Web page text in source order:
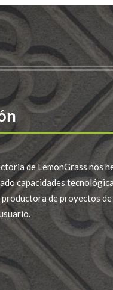
de LemonGrass nos
capacidades
de proyectos